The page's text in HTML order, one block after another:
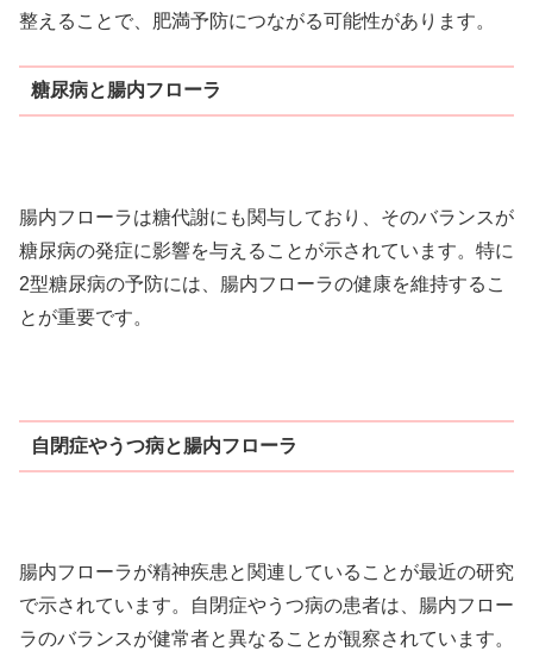
整えることで、肥満予防につながる可能性があります。
糖尿病と腸内フローラ
腸内フローラは糖代謝にも関与しており、そのバランスが
糖尿病の発症に影響を与えることが示されています。特に
2型糖尿病の予防には、腸内フローラの健康を維持するこ
とが重要です。
自閉症やうつ病と腸内フローラ
腸内フローラが精神疾患と関連していることが最近の研究
で示されています。自閉症やうつ病の患者は、腸内フロー
ラのバランスが健常者と異なることが観察されています。